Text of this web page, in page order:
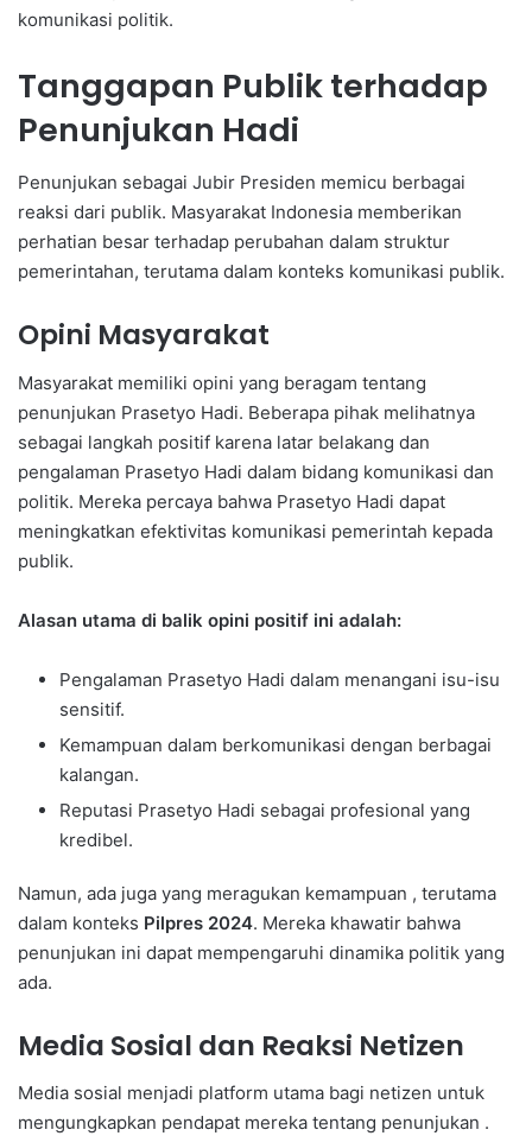
komunikasi politik.
Tanggapan Publik terhadap
Penunjukan Hadi
Penunjukan sebagai Jubir Presiden memicu berbagai
reaksi dari publik. Masyarakat Indonesia memberikan
perhatian besar terhadap perubahan dalam struktur
pemerintahan, terutama dalam konteks komunikasi publik.
Opini Masyarakat
Masyarakat memiliki opini yang beragam tentang
penunjukan Prasetyo Hadi. Beberapa pihak melihatnya
sebagai langkah positif karena latar belakang dan
pengalaman Prasetyo Hadi dalam bidang komunikasi dan
politik. Mereka percaya bahwa Prasetyo Hadi dapat
meningkatkan efektivitas komunikasi pemerintah kepada
publik.
Alasan utama di balik opini positif ini adalah:
Pengalaman Prasetyo Hadi dalam menangani isu-isu
sensitif.
Kemampuan dalam berkomunikasi dengan berbagai
kalangan.
Reputasi Prasetyo Hadi sebagai profesional yang
kredibel.
Namun, ada juga yang meragukan kemampuan , terutama
dalam konteks Pilpres 2024. Mereka khawatir bahwa
penunjukan ini dapat mempengaruhi dinamika politik yang
ada.
Media Sosial dan Reaksi Netizen
Media sosial menjadi platform utama bagi netizen untuk
mengungkapkan pendapat mereka tentang penunjukan .